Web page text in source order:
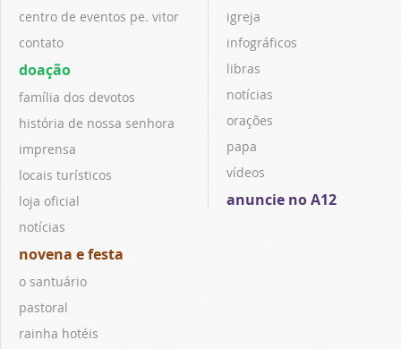
centro de eventos pe. vitor
contato
doação
família dos devotos
história de nossa senhora
imprensa
locais turísticos
loja oficial
notícias
novena e festa
o santuário
pastoral
rainha hotéis
igreja
infográficos
libras
notícias
orações
papa
vídeos
anuncie no A12